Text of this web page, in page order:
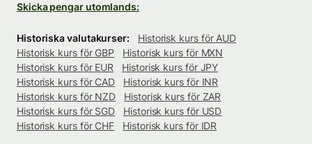
Skicka pengar utomlands:
Historiska valutakurser:
Historisk kurs för AUD
Historisk kurs för GBP
Historisk kurs för MXN
Historisk kurs för EUR
Historisk kurs för JPY
Historisk kurs för CAD
Historisk kurs för INR
Historisk kurs för NZD
Historisk kurs för ZAR
Historisk kurs för SGD
Historisk kurs för USD
Historisk kurs för CHF
Historisk kurs för IDR